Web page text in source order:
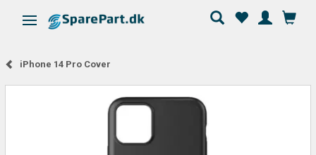
Skifte navigation
iPhone 14 Pro Cover